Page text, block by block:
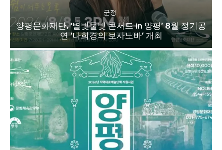
군정
양평문화재단, ‘별빛물빛 콘서트 in 양평’ 8월 정기공
연 ‘나희경의 보사노바’ 개최